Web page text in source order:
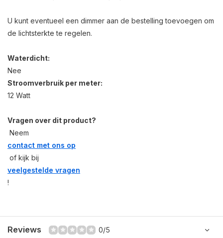
U kunt eventueel een dimmer aan de bestelling toevoegen om
de lichtsterkte te regelen.
Waterdicht:
Nee
Stroomverbruik per meter:
12 Watt
Vragen over dit product?
Neem
contact met ons op
of kijk bij
veelgestelde vragen
!
Reviews 0/5